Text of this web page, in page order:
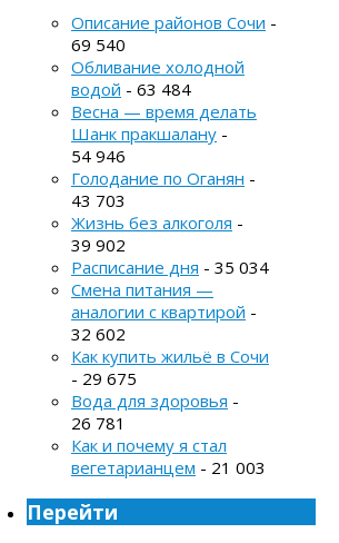
Описание районов Сочи -
69 540
Обливание холодной
водой - 63 484
Весна — время делать
Шанк пракшалану -
54 946
Голодание по Оганян -
43 703
Жизнь без алкоголя -
39 902
Расписание дня - 35 034
Смена питания —
аналогии с квартирой -
32 602
Как купить жильё в Сочи
- 29 675
Вода для здоровья -
26 781
Как и почему я стал
вегетарианцем - 21 003
Перейти